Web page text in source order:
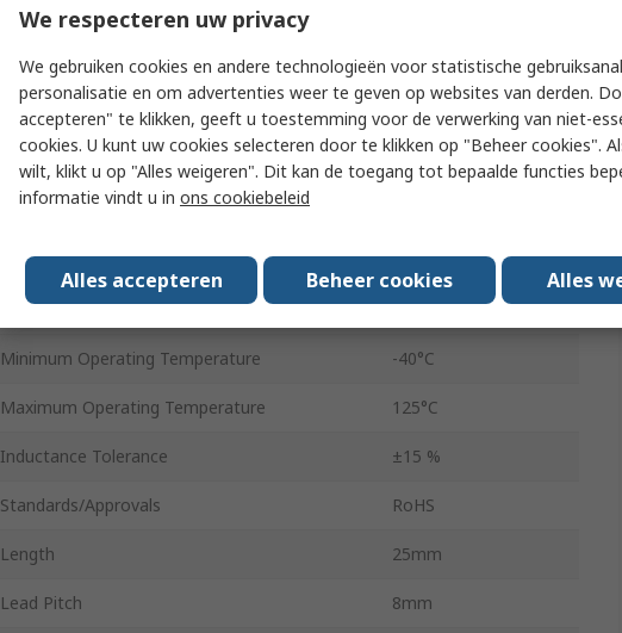
Mount Type
Test Frequency 10kHz
Maximum DC Resistance 0.063Ω
Lead Diameter 0.5mm
Diameter 14mm
Height 8mm
Minimum Operating Temperature -40°C
Maximum Operating Temperature 125°C
Inductance Tolerance ±15 %
Standards/Approvals RoHS
Length 25mm
Lead Pitch 8mm
We respecteren uw privacy
We gebruiken cookies en andere technologieën voor statistische
personalisatie en om advertenties weer te geven op websites van derden.
accepteren" te klikken, geeft u toestemming voor de verwerking van niet-
cookies. U kunt uw cookies selecteren door te klikken op "Beheer cookies".
wilt, klikt u op "Alles weigeren". Dit kan de toegang tot bepaalde functies
informatie vindt u in ons cookiebeleid
Alles accepteren Beheer cookies Alles